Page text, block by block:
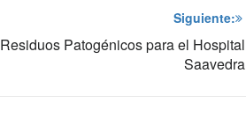
Siguiente:
Residuos Patogénicos para el Hospital
Saavedra